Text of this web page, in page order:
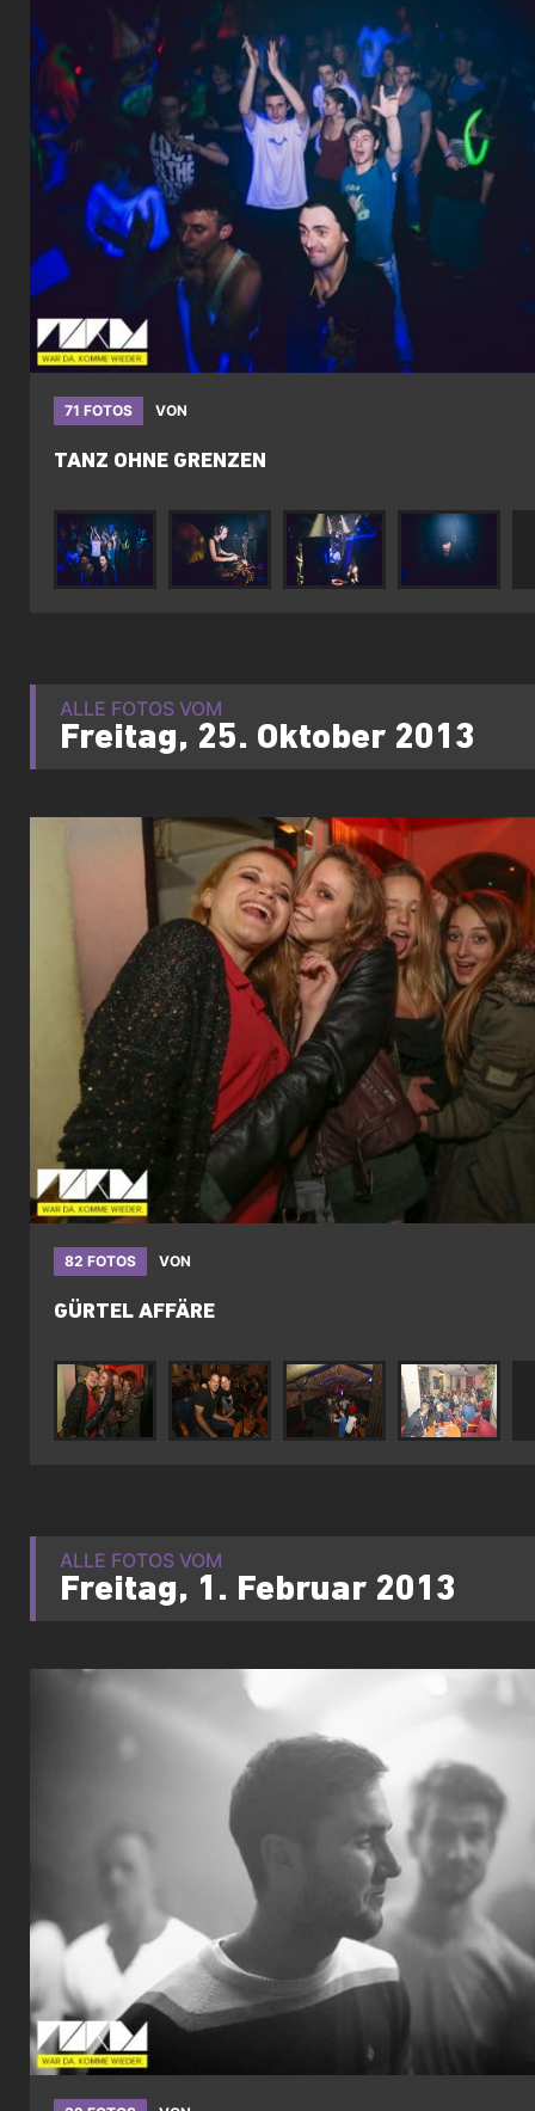
71 FOTOS VON
TANZ OHNE GRENZEN
ALLE FOTOS VOM
Freitag, 25. Oktober 2013
82 FOTOS VON
GÜRTEL AFFÄRE
ALLE FOTOS VOM
Freitag, 1. Februar 2013